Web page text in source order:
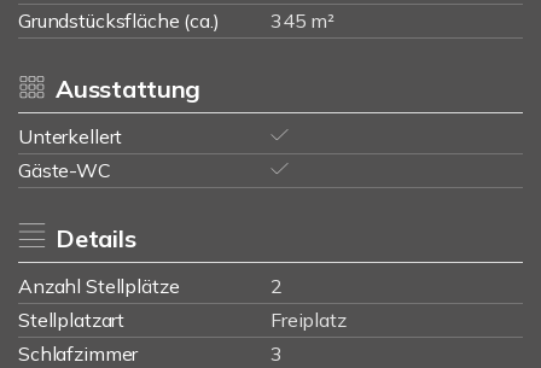
Grundstücksfläche (ca.)
345 m²
Ausstattung
Unterkellert
Gäste-WC
Details
Anzahl Stellplätze
2
Stellplatzart
Freiplatz
Schlafzimmer
3